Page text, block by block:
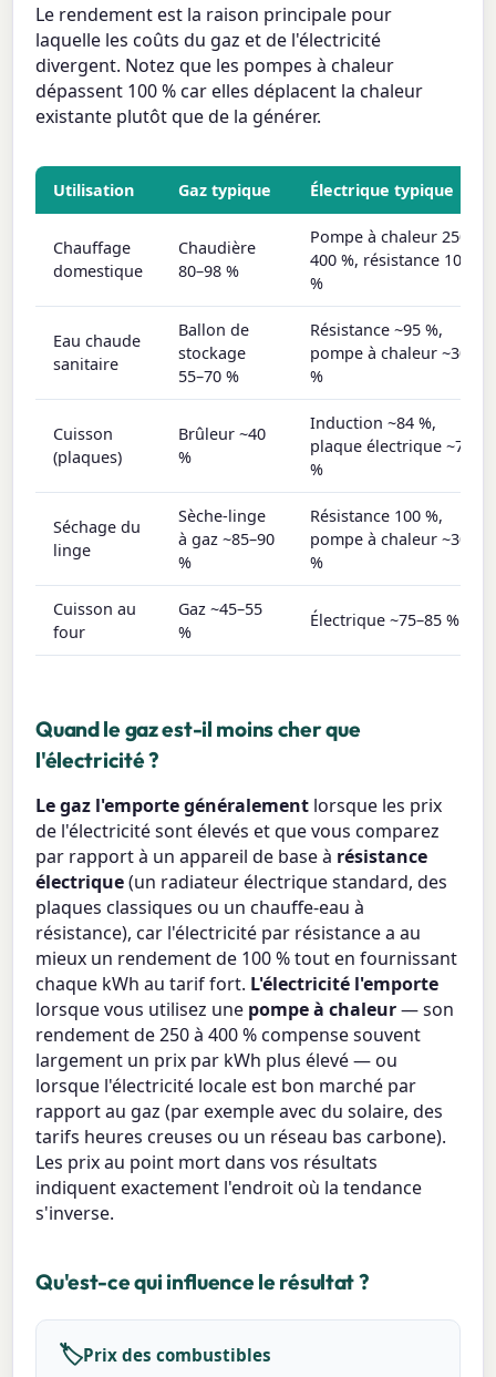
Le rendement est la raison principale pour
laquelle les coûts du gaz et de l'électricité
divergent. Notez que les pompes à chaleur
dépassent 100 % car elles déplacent la chaleur
existante plutôt que de la générer.
Utilisation Gaz typique Électrique typique
Chauffage
domestique
Chaudière
80–98 %
Pompe à chaleur 250–
400 %, résistance 100
%
Eau chaude
sanitaire
Ballon de
stockage
55–70 %
Résistance ~95 %,
pompe à chaleur ~300
%
Cuisson
(plaques)
Brûleur ~40
%
Induction ~84 %,
plaque électrique ~74
%
Séchage du
linge
Sèche-linge
à gaz ~85–90
%
Résistance 100 %,
pompe à chaleur ~300
%
Cuisson au
four
Gaz ~45–55
%
Électrique ~75–85 %
Quand le gaz est-il moins cher que
l'électricité ?
Le gaz l'emporte généralement lorsque les prix
de l'électricité sont élevés et que vous comparez
par rapport à un appareil de base à résistance
électrique(un radiateur électrique standard, des
plaques classiques ou un chauffe-eau à
résistance), car l'électricité par résistance a au
mieux un rendement de 100 % tout en fournissant
chaque kWh au tarif fort. L'électricité l'emporte
lorsque vous utilisez une pompe à chaleur— son
rendement de 250 à 400 % compense souvent
largement un prix par kWh plus élevé — ou
lorsque l'électricité locale est bon marché par
rapport au gaz (par exemple avec du solaire, des
tarifs heures creuses ou un réseau bas carbone).
Les prix au point mort dans vos résultats
indiquent exactement l'endroit où la tendance
s'inverse.
Qu'est-ce qui influence le résultat ?
🏷️Prix des combustibles